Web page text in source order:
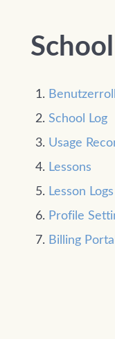
School Log
Usage
Lessons
Lesson Logs
Profile
Billing Portal